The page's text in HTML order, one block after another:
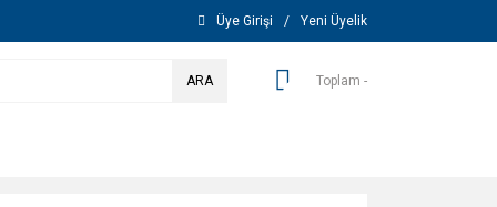
Üye Girişi / Yeni Üyelik
ARA Toplam -